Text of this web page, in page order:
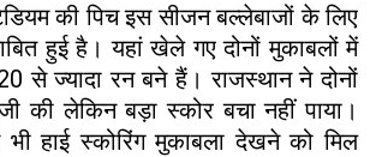
की पिच इस सीजन बल्लेबाजों के लिए
हुई है। यहां खेले गए दोनों मुकाबलों में
से ज्यादा रन बने हैं। राजस्थान ने दोनों
की लेकिन बड़ा स्कोर बचा नहीं पाया।
हाई स्कोरिंग मुकाबला देखने को मिल